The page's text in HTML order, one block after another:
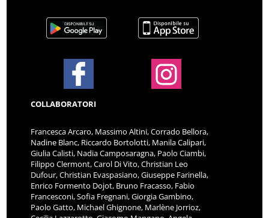
COLLABORATORI
Francesca Arcaro, Massimo Altini, Corrado Bellora,
Nadine Blanc, Riccardo Bortolotti, Manila Calipari,
Giulia Calisti, Nadia Camposaragna, Paolo Ciambi,
Filippo Clermont, Carol Di Vito, Christian Leo
Dufour, Christian Evaspasiano, Giuseppe Farinella,
Enrico Formento Dojot, Bruno Fracasso, Fabio
Francesconi, Sofia Fregnani, Giorgia Gambino,
Paolo Gatto, Michael Ghignone, Marlène Jorrioz,